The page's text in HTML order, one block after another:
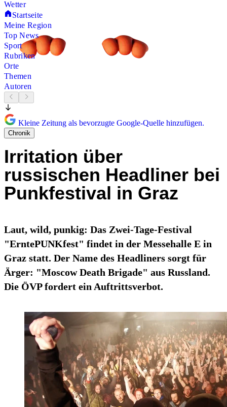
Wetter
Startseite
Meine Region
Top News
Sport
Rubriken
Orte
Themen
Autoren
Kleine Zeitung als bevorzugte Google-Quelle hinzufügen.
Chronik
Irritation über
russischen Headliner bei
Punkfestival in Graz
Laut, wild, punkig: Das Zwei-Tage-Festival
"ErntePUNKfest" findet in der Messehalle E in
Graz statt. Der Name des Headliners sorgt für
Ärger: "Moscow Death Brigade" aus Russland.
Die ÖVP fordert ein Auftrittsverbot.